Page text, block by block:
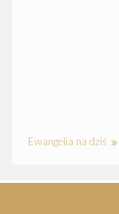
Ewangelia na dziś